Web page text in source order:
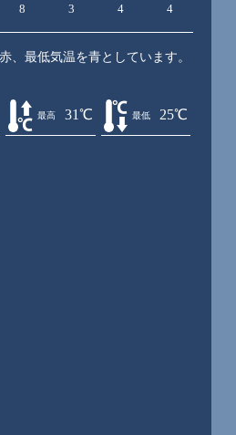
8 3 4 4
、最低気温を青としています。
最高 31℃ 最低 25℃